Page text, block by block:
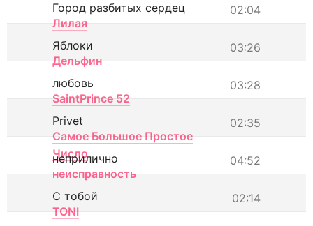
02:04
Город разбитых сердец
Лилая
03:26
Яблоки
Дельфин
03:28
любовь
SaintPrince 52
02:35
Privet
Самое Большое Простое
Число
04:52
неприлично
неисправность
02:14
С тобой
TONI